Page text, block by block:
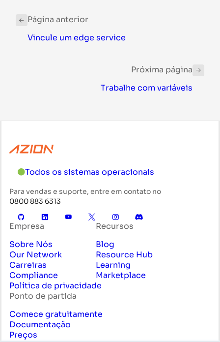
Página anterior
Vincule um edge service
Próxima página
Trabalhe com variáveis
Todos os sistemas operacionais
Para vendas e suporte, entre em contato no
0800 883 6313
Empresa
Sobre Nós
Our Network
Carreiras
Compliance
Política de privacidade
Recursos
Blog
Resource Hub
Learning
Marketplace
Ponto de partida
Comece gratuitamente
Documentação
Preços